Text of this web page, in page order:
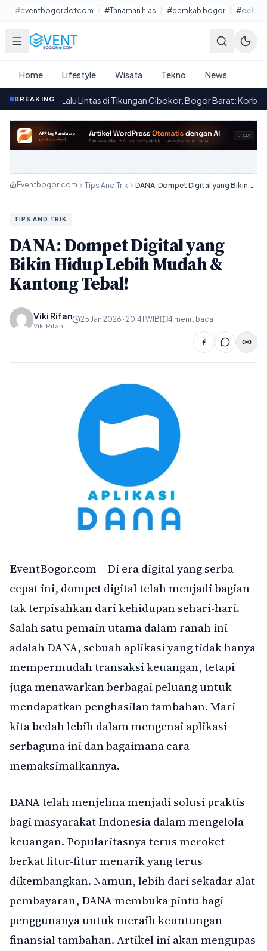
Lewati ke konten utama
#eventbogordotcom #Tanaman hias #pemkab bogor
Home Lifestyle Wisata Tekno News
BREAKING
Lintas di Tikungan Cibokor, Bogor Barat: Korban Tewas dan Truk
Eventbogor.com Tips And Trik DANA: Dompet Digital yang Bikin Hidup Lebih Mudah & Kantong Tebal!
TIPS AND TRIK
DANA: Dompet Digital yang
Bikin Hidup Lebih Mudah &
Kantong Tebal!
Viki Rifan
Viki Rifan
25 Jan 2026 · 20.41 WIB 4 menit baca
EventBogor.com – Di era digital yang serba
cepat ini, dompet digital telah menjadi bagian
tak terpisahkan dari kehidupan sehari-hari.
Salah satu pemain utama dalam ranah ini
adalah DANA, sebuah aplikasi yang tidak hanya
mempermudah transaksi keuangan, tetapi
juga menawarkan berbagai peluang untuk
mendapatkan penghasilan tambahan. Mari
kita bedah lebih dalam mengenai aplikasi
serbaguna ini dan bagaimana cara
memaksimalkannya.
DANA telah menjelma menjadi solusi praktis
bagi masyarakat Indonesia dalam mengelola
keuangan. Popularitasnya terus meroket
berkat fitur-fitur menarik yang terus
dikembangkan. Namun, lebih dari sekadar alat
pembayaran, DANA membuka pintu bagi
penggunanya untuk meraih keuntungan
finansial tambahan. Artikel ini akan mengupas